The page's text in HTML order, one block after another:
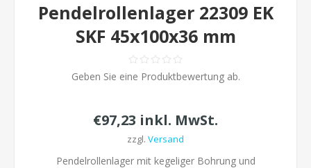
Pendelrollenlager 22309 EK
SKF 45x100x36 mm
Geben Sie eine Produktbewertung ab.
€97,23 inkl. MwSt.
zzgl. Versand
Pendelrollenlager mit kegeliger Bohrung und